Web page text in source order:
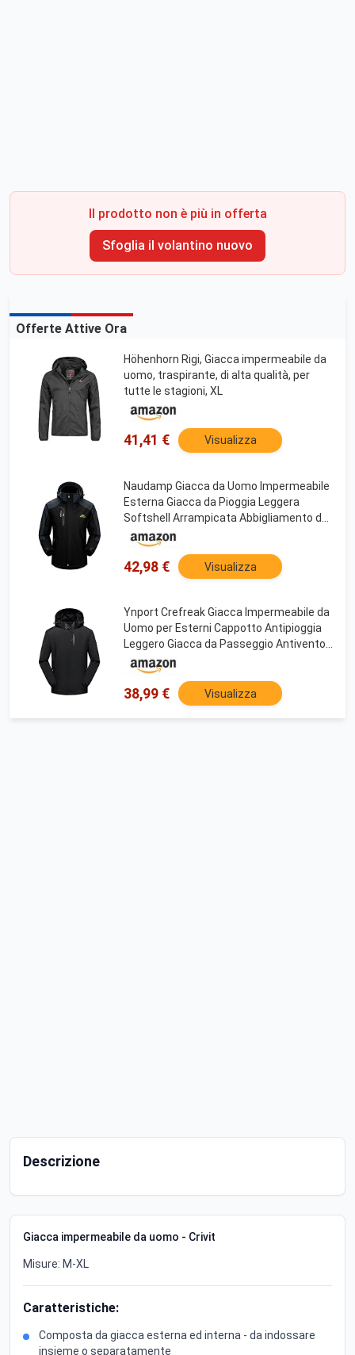
Il prodotto non è più in offerta
Sfoglia il volantino nuovo
Offerte Attive Ora
Höhenhorn Rigi, Giacca impermeabile da
uomo, traspirante, di alta qualità, per
tutte le stagioni, XL
41,41 € Visualizza
Naudamp Giacca da Uomo Impermeabile
Esterna Giacca da Pioggia Leggera
Softshell Arrampicata Abbigliamento da
Trekking Giacca a Vento Multitasche da
Montagna
42,98 € Visualizza
Ynport Crefreak Giacca Impermeabile da
Uomo per Esterni Cappotto Antipioggia
Leggero Giacca da Passeggio Antivento
Giacca da Passeggio con Cappuccio per
l'uso Quotidiano e All'aperto,Nero,L
38,99 € Visualizza
Descrizione
Giacca impermeabile da uomo - Crivit
Misure: M-XL
Caratteristiche:
Composta da giacca esterna ed interna - da indossare
insieme o separatamente